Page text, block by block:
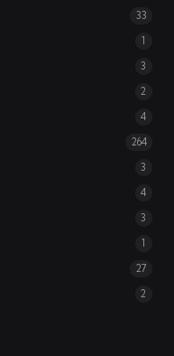
33
1
3
2
4
264
3
4
3
1
27
2